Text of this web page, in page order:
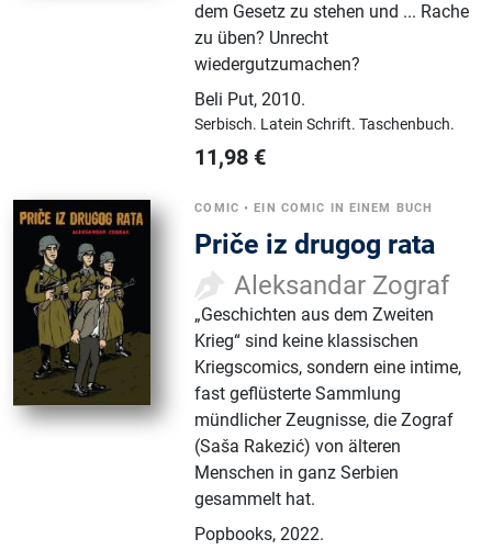
dem Gesetz zu stehen und ... Rache
zu üben? Unrecht
wiedergutzumachen?
Beli Put,2010.
Serbisch. Latein Schrift.Taschenbuch.
11,98 €
COMIC •EIN COMIC IN EINEM BUCH
Priče iz drugog rata
Aleksandar Zograf
„Geschichten aus dem Zweiten
Krieg“ sind keine klassischen
Kriegscomics, sondern eine intime,
fast geflüsterte Sammlung
mündlicher Zeugnisse, die Zograf
(Saša Rakezić) von älteren
Menschen in ganz Serbien
gesammelt hat.
Popbooks,2022.